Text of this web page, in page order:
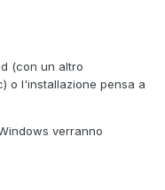
(con un altro
o l'installazione pensa a
verranno